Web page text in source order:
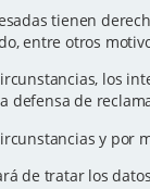
tienen
entre otros
los
defensa de
y por
de tratar los